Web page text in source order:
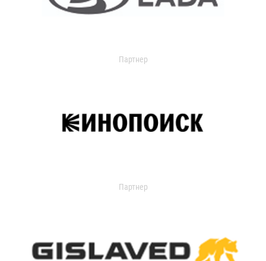
Партнер
Партнер